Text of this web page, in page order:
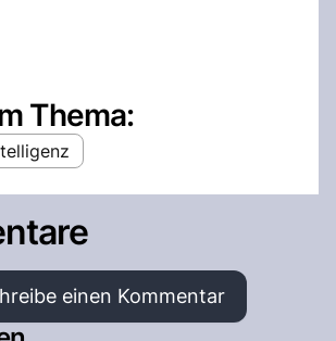
Thema:
einen Kommentar